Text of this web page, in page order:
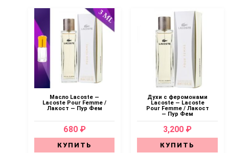
Масло Lacoste —
Lacoste Pour Femme /
Лакост — Пур Фем
680 ₽
КУПИТЬ
Духи с феромонами
Lacoste — Lacoste
Pour Femme / Лакост
— Пур Фем
3,200 ₽
КУПИТЬ